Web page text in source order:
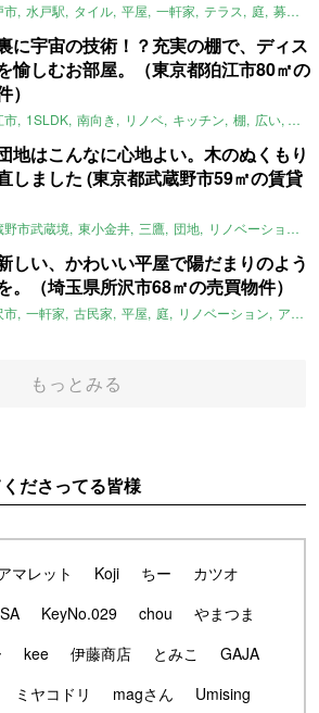
市 水戸駅 タイル 平屋 一軒家 テラス 庭 募集中
に宇宙の技術！？充実の棚で、ディス
愉しむお部屋。（東京都狛江市80㎡の
）
市 1SLDK 南向き リノベ キッチン 棚 広い ガイ
地はこんなに心地よい。木のぬくもり
しました (東京都武蔵野市59㎡の賃貸
野市武蔵境 東小金井 三鷹 団地 リノベーション
しい、かわいい平屋で陽だまりのよう
。（埼玉県所沢市68㎡の売買物件）
市 一軒家 古民家 平屋 庭 リノベーション アメリカンハウス
もっとみる
ださってる皆様
マレット Koji ちー
カツオ
KeyNo.029 chou
やまつま
kee 伊藤商店 とみこ
GAJA
ミヤコドリ magさん
Umising